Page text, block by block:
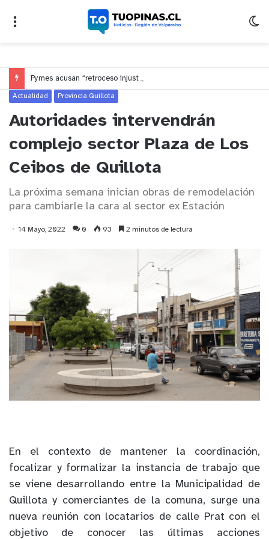
Actualidad Provincia Quillota
Autoridades intervendrán
complejo sector Plaza de Los
Ceibos de Quillota
La próxima semana inician obras de remodelación
para cambiarle la cara al sector ex Estación
14 Mayo, 2022 0 93 2 minutos de lectura
En el contexto de mantener la coordinación,
focalizar y formalizar la instancia de trabajo que
se viene desarrollando entre la Municipalidad de
Quillota y comerciantes de la comuna, surge una
nueva reunión con locatarios de calle Prat con el
objetivo de conocer las últimas acciones